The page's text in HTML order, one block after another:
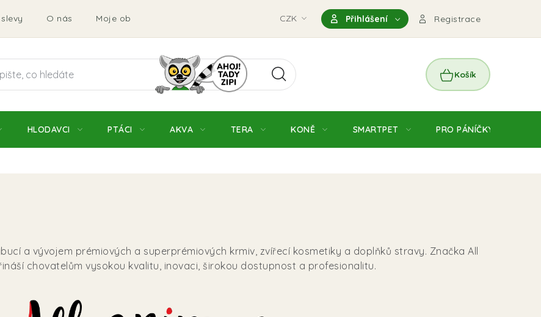
O nás Moje objednávka Obchodní podmínky Magazín Výdejní místo Pohořelice
CZK Přihlášení Registrace
NÁKUPNÍ
HLODAVCI PTÁCI AKVA TERA KONĚ SMARTPET PRO PÁNÍČKY
a vývojem prémiových a superprémiových krmiv, zvířecí kosmetiky a doplňků stravy. Značka All
chovatelům vysokou kvalitu, inovaci, širokou dostupnost a profesionalitu.